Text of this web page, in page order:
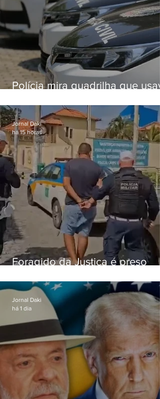
Polícia mira quadrilha que
o Comando Vermelho
Foragido da Justiça é preso
RJ-106, em Maricá
Jornal Daki
há 15 horas
Jornal Daki
há 1 dia